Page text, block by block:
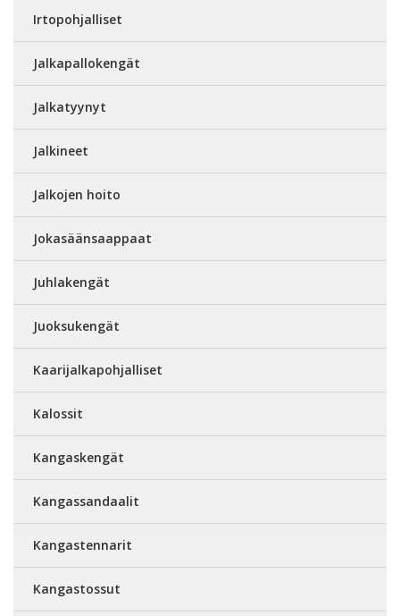
Irtopohjalliset
Jalkapallokengät
Jalkatyynyt
Jalkineet
Jalkojen hoito
Jokasäänsaappaat
Juhlakengät
Juoksukengät
Kaarijalkapohjalliset
Kalossit
Kangaskengät
Kangassandaalit
Kangastennarit
Kangastossut